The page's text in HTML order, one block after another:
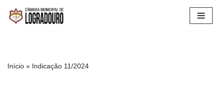
Pular
Início » Indicação 11/2024